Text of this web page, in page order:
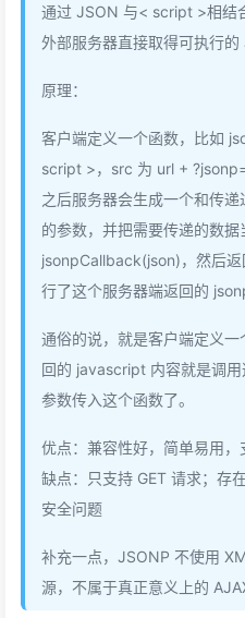
通过 JSON 与< script >相结
外部服务器直接取得可执行的
原理：
客户端定义一个函数，比如
script >，src 为 url +
之后服务器会生成一个和传
的参数，并把需要传递的数
jsonpCallback(json)，然后
行了这个服务器端返回的
通俗的说，就是客户端定义
回的 javascript 内容就是调
参数传入这个函数了。
优点：兼容性好，简单易用
缺点：只支持 GET 请求；存
安全问题
补充一点，JSONP 不使用
源，不属于真正意义上的